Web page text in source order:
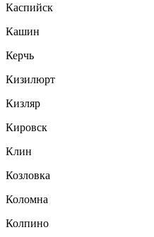
Каспийск
Кашин
Керчь
Кизилюрт
Кизляр
Кировск
Клин
Козловка
Коломна
Колпино